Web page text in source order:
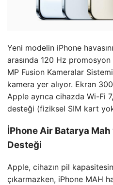
Yeni modelin iPhone
arasında 120 Hz
MP Fusion Kameralar
kamera yer alıyor. Ekran
Apple ayrıca cihazda Wi-Fi
desteği (fiziksel SIM kart
İPhone Air Batarya
Desteği
Apple, cihazın pil
çıkarmazken, iPhone MAH